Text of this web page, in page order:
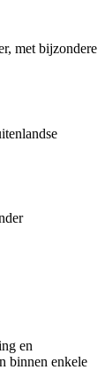
met bijzondere
en
binnen enkele